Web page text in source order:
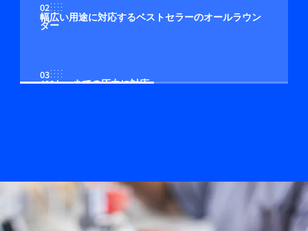
02
幅広い用途に対応するベストセラーのオールラウン
ダー
03
400 bar までの圧力に対応
05
高純度および低ΔP用途向けモデルを含む